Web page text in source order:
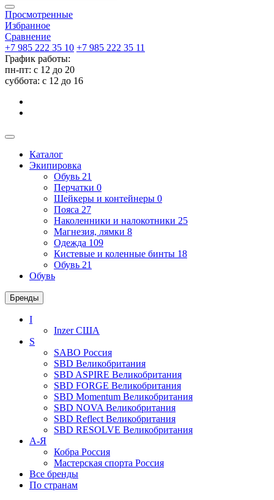
Просмотренные
Избранное
Сравнение
+7 985 222 35 10 +7 985 222 35 11
График работы:
пн-пт: с 12 до 20
суббота: c 12 до 16
Каталог
Экипировка
Обувь 21
Перчатки 0
Шейкеры и контейнеры 0
Пояса 27
Наколенники и налокотники 25
Магнезия, лямки 8
Одежда 109
Кистевые и коленные бинты 18
Обувь 21
Обувь
Бренды
I
InzerСША
S
SABO Россия
SBD Великобритания
SBD ASPIRE Великобритания
SBD FORGE Великобритания
SBD Momentum Великобритания
SBD NOVA Великобритания
SBD Reflect Великобритания
SBD RESOLVE Великобритания
А-Я
Кобра Россия
Мастерская спорта Россия
Все бренды
По странам